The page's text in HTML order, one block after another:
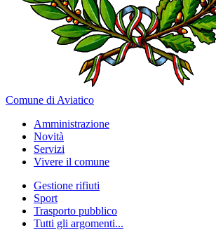
Comune di Aviatico
Amministrazione
Novità
Servizi
Vivere il comune
Gestione rifiuti
Sport
Trasporto pubblico
Tutti gli argomenti...